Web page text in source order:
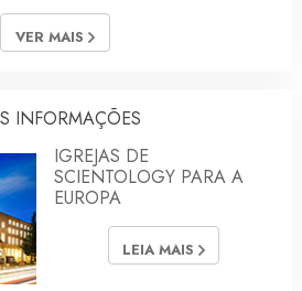
VER MAIS
INFORMAÇÕES
IGREJAS DE
SCIENTOLOGY PARA A
EUROPA
LEIA MAIS